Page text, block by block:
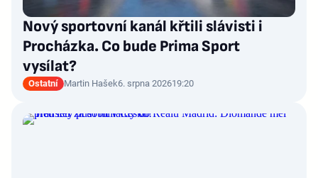
Nový sportovní kanál křtili slávisti i
Procházka. Co bude Prima Sport
vysílat?
Ostatní Martin Hašek6. srpna 202619:20